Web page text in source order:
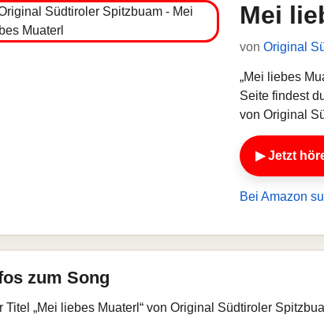
Mei
von Original
„Mei liebes
Seite findest
von Original
▶ Jetzt
Bei Amazon
zum Song
Titel „Mei liebes Muaterl“ von Original Südtiroler